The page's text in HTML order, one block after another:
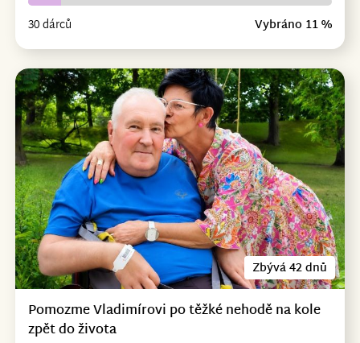
30 dárců Vybráno 11 %
Zbývá 42 dnů
Pomozme Vladimírovi po těžké nehodě na kole
zpět do života